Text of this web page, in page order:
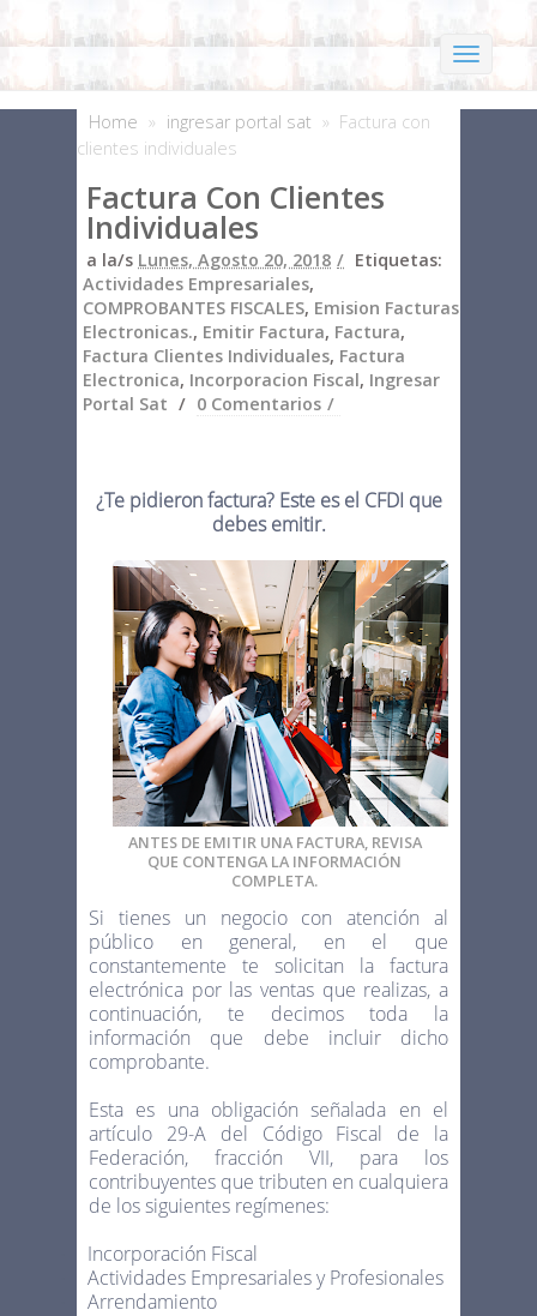
Home » ingresar portal sat » Factura con
clientes individuales
Factura Con Clientes
Individuales
a la/s Lunes, Agosto 20, 2018
Etiquetas:
Actividades Empresariales,
COMPROBANTES FISCALES, Emision Facturas
Electronicas., Emitir Factura, Factura,
Factura Clientes Individuales, Factura
Electronica, Incorporacion Fiscal, Ingresar
Portal Sat
0 Comentarios
¿Te pidieron factura? Este es el CFDI que
debes emitir.
ANTES DE EMITIR UNA FACTURA, REVISA
QUE CONTENGA LA INFORMACIÓN
COMPLETA.
Si tienes un negocio con atención al
público en general, en el que
constantemente te solicitan la factura
electrónica por las ventas que realizas, a
continuación, te decimos toda la
información que debe incluir dicho
comprobante.
Esta es una obligación señalada en el
artículo 29-A del Código Fiscal de la
Federación, fracción VII, para los
contribuyentes que tributen en cualquiera
de los siguientes regímenes:
Incorporación Fiscal
Actividades Empresariales y Profesionales
Arrendamiento